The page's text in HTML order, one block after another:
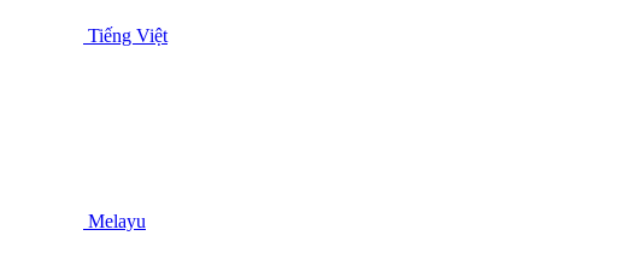
Tiếng Việt
Melayu